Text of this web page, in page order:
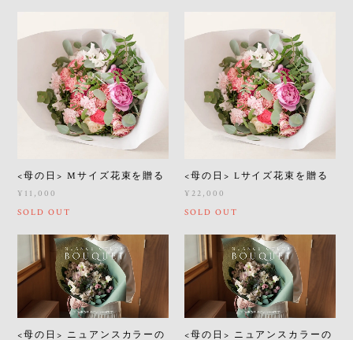
<母の日> Mサイズ花束を贈る
¥11,000
SOLD OUT
<母の日> Lサイズ花束を贈る
¥22,000
SOLD OUT
<母の日> ニュアンスカラーの <母の日> ニュアンスカラーの